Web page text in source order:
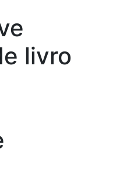
livro